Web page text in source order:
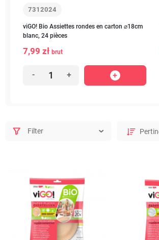
7312024
viGO! Bio Assiettes rondes en carton ⌀18cm
blanc, 24 pièces
7,99 zł brut
- +
Filter